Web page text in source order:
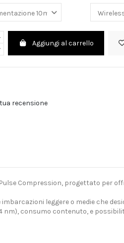
Aggiungi al carrello
recensione
Compression, progettato per
leggere o medie che
nm), consumo contenuto, e